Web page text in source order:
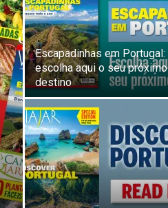
Escapadinhas em Portugal:
escolha aqui o seu próximo
destino